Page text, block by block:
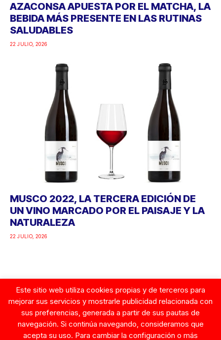
AZACONSA APUESTA POR EL MATCHA, LA
BEBIDA MÁS PRESENTE EN LAS RUTINAS
SALUDABLES
22 JULIO, 2026
MUSCO 2022, LA TERCERA EDICIÓN DE
UN VINO MARCADO POR EL PAISAJE Y LA
NATURALEZA
22 JULIO, 2026
Google
Este sitio web utiliza cookies propias y de terceros para
mejorar sus servicios y mostrarle publicidad relacionada con
sus preferencias, generada a partir de sus pautas de
navegación. Si continúa navegando, consideramos que
acepta su uso. Para cambiar la configuración o más